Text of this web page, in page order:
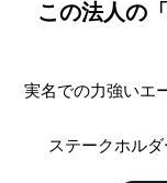
この法人の
実名での力強いエ
ステークホル